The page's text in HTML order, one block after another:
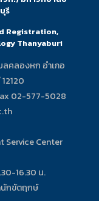
รี
Registration,
Thanyaburi
คลองหก อำเภอ
02-577-5028
Service Center
16.30 น.
นักขัตฤกษ์